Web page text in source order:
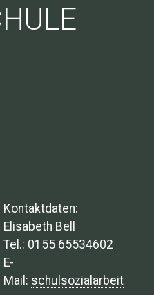
Kontaktdaten:
Elisabeth Bell
Tel.: 0155 65534602
E-
Mail: schulsozialarbeit